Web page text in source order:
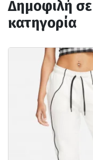
Δημοφιλή
κατηγορία